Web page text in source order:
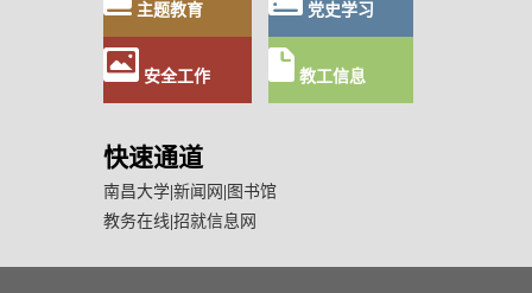
主题教育
安全工作
党史学习
教工信息
快速通道
南昌大学| 新闻网 图书馆
教务在线| 招就信息网